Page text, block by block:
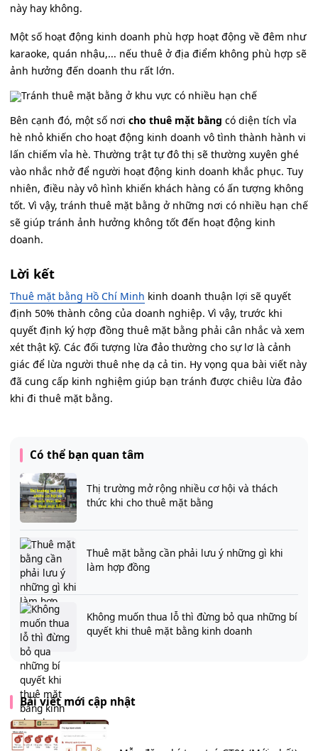
này hay không.
Một số hoạt động kinh doanh phù hợp hoạt động về đêm như
karaoke, quán nhậu,... nếu thuê ở địa điểm không phù hợp sẽ
ảnh hưởng đến doanh thu rất lớn.
Bên cạnh đó, một số nơi cho thuê mặt bằng có diện tích vỉa
hè nhỏ khiến cho hoạt động kinh doanh vô tình thành hành vi
lấn chiếm vỉa hè. Thường trật tự đô thị sẽ thường xuyên ghé
vào nhắc nhở để người hoạt động kinh doanh khắc phục. Tuy
nhiên, điều này vô hình khiến khách hàng có ấn tượng không
tốt. Vì vậy, tránh thuê mặt bằng ở những nơi có nhiều hạn chế
sẽ giúp tránh ảnh hưởng không tốt đến hoạt động kinh
doanh.
Lời kết
Thuê mặt bằng Hồ Chí Minh kinh doanh thuận lợi sẽ quyết
định 50% thành công của doanh nghiệp. Vì vậy, trước khi
quyết định ký hợp đồng thuê mặt bằng phải cân nhắc và xem
xét thật kỹ. Các đối tượng lừa đảo thường cho sự lơ là cảnh
giác để lừa người thuê nhẹ dạ cả tin. Hy vọng qua bài viết này
đã cung cấp kinh nghiệm giúp bạn tránh được chiêu lừa đảo
khi đi thuê mặt bằng.
Có thể bạn quan tâm
Thị trường mở rộng nhiều cơ hội và thách
thức khi cho thuê mặt bằng
Thuê mặt bằng cần phải lưu ý những gì khi
làm hợp đồng
Không muốn thua lỗ thì đừng bỏ qua những bí
quyết khi thuê mặt bằng kinh doanh
Bài viết mới cập nhật